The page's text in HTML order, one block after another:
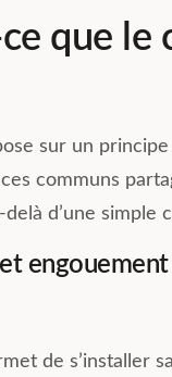
ce que
sur un
communs
d’une simple
engouement
de s’installer